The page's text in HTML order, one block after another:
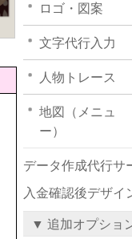
ロゴ・図案
文字代行入力
人物トレース
地図（メニュ
ー）
データ作成代行サ
入金確認後デザイ
▼ 追加オプショ